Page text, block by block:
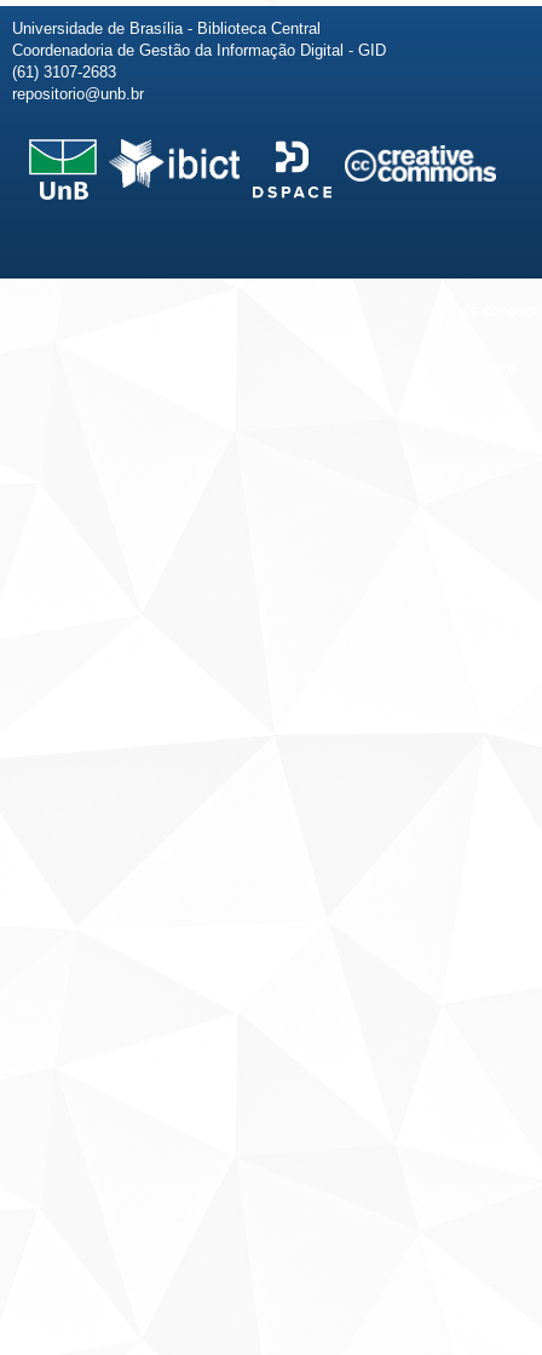
Universidade de Brasília - Biblioteca Central
Coordenadoria de Gestão da Informação Digital - GID
(61) 3107-2683
repositorio@unb.br